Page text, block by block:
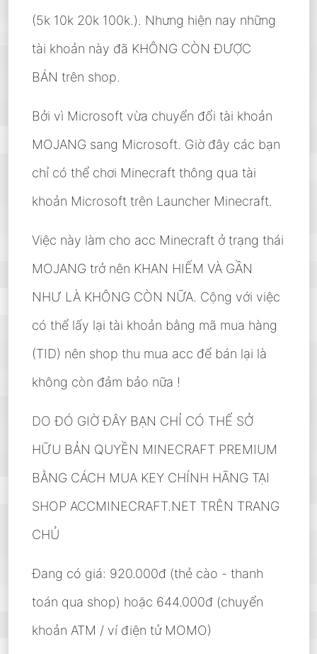
(5k 10k 20k 100k.). Nhưng hiện nay những
tài khoản này đã KHÔNG CÒN ĐƯỢC
BÁN trên shop.
Bởi vì Microsoft vừa chuyển đổi tài khoản
MOJANG sang Microsoft. Giờ đây các bạn
chỉ có thể chơi Minecraft thông qua tài
khoản Microsoft trên Launcher Minecraft.
Việc này làm cho acc Minecraft ở trạng thái
MOJANG trở nên KHAN HIẾM VÀ GẦN
NHƯ LÀ KHÔNG CÒN NỮA. Cộng với việc
có thể lấy lại tài khoản bằng mã mua hàng
(TID) nên shop thu mua acc để bán lại là
không còn đảm bảo nữa !
DO ĐÓ GIỜ ĐÂY BẠN CHỈ CÓ THỂ SỞ
HỮU BẢN QUYỀN MINECRAFT PREMIUM
BẰNG CÁCH MUA KEY CHÍNH HÃNG TẠI
SHOP ACCMINECRAFT.NET TRÊN TRANG
CHỦ
Đang có giá: 920.000đ (thẻ cào - thanh
toán qua shop) hoặc 644.000đ (chuyển
khoản ATM / ví điện tử MOMO)